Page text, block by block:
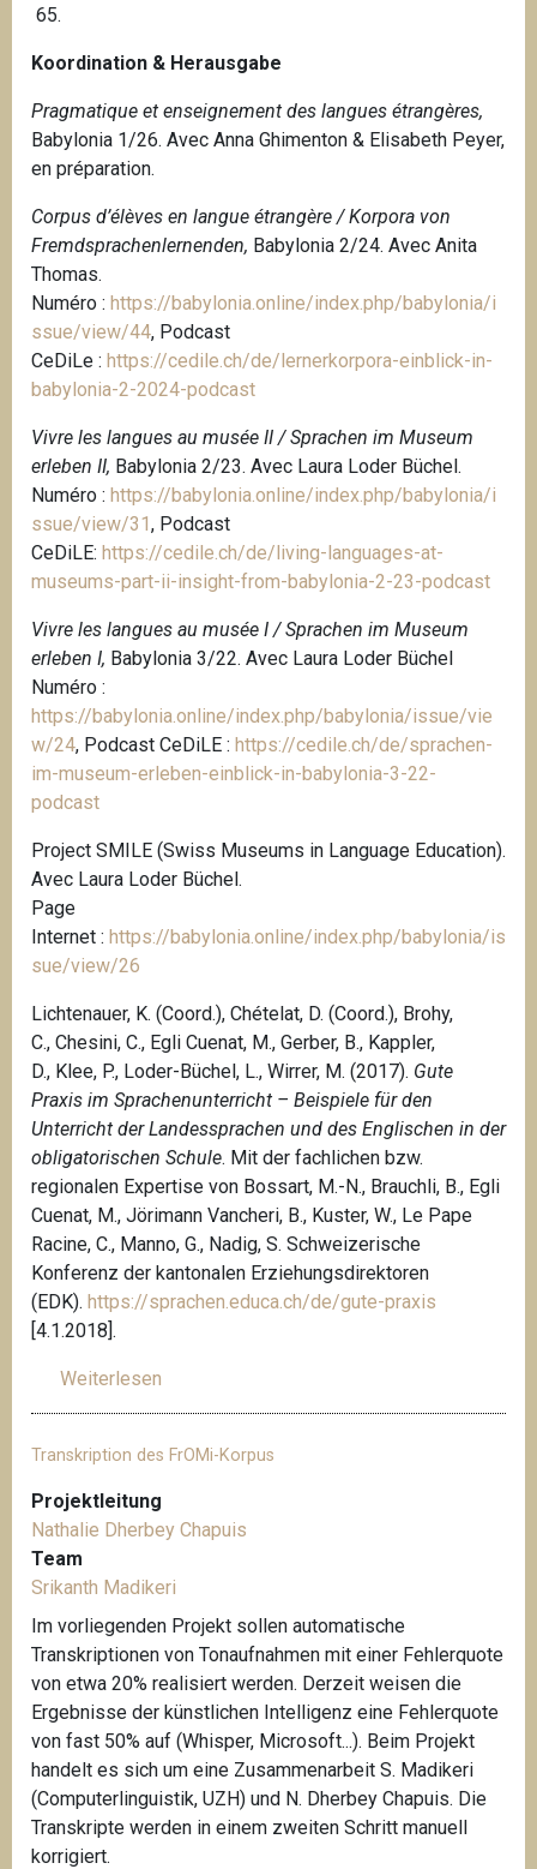
65.
Koordination & Herausgabe
Pragmatique et enseignement des langues étrangères,
Babylonia 1/26. Avec Anna Ghimenton & Elisabeth Peyer,
en préparation.
Corpus d’élèves en langue étrangère / Korpora von
Fremdsprachenlernenden, Babylonia 2/24. Avec Anita
Thomas.
Numéro : https://babylonia.online/index.php/babylonia/i
ssue/view/44, Podcast
CeDiLe : https://cedile.ch/de/lernerkorpora-einblick-in-
babylonia-2-2024-podcast
Vivre les langues au musée II / Sprachen im Museum
erleben II, Babylonia 2/23. Avec Laura Loder Büchel.
Numéro : https://babylonia.online/index.php/babylonia/i
ssue/view/31 , Podcast
CeDiLE: https://cedile.ch/de/living-languages-at-
museums-part-ii-insight-from-babylonia-2-23-podcast
Vivre les langues au musée I / Sprachen im Museum
erleben I, Babylonia 3/22. Avec Laura Loder Büchel
Numéro :
https://babylonia.online/index.php/babylonia/issue/vie
w/24, Podcast CeDiLE : https://cedile.ch/de/sprachen-
im-museum-erleben-einblick-in-babylonia-3-22-
podcast
Project SMILE (Swiss Museums in Language Education).
Avec Laura Loder Büchel.
Page
Internet : https://babylonia.online/index.php/babylonia/is
sue/view/26
Lichtenauer, K. (Coord.), Chételat, D. (Coord.), Brohy,
C., Chesini, C., Egli Cuenat, M., Gerber, B., Kappler,
D., Klee, P., Loder-Büchel, L., Wirrer, M. (2017). Gute
Praxis im Sprachenunterricht – Beispiele für den
Unterricht der Landessprachen und des Englischen in der
obligatorischen Schule. Mit der fachlichen bzw.
regionalen Expertise von Bossart, M.-N., Brauchli, B., Egli
Cuenat, M., Jörimann Vancheri, B., Kuster, W., Le Pape
Racine, C., Manno, G., Nadig, S. Schweizerische
Konferenz der kantonalen Erziehungsdirektoren
(EDK). https://sprachen.educa.ch/de/gute-praxis
[4.1.2018].
Weiterlesen
b
r
i
h
e
n
a
u
e
r
K
a
Transkription des FrOMi-Korpus
Projektleitung
Nathalie Dherbey Chapuis
Team
Srikanth Madikeri
Im vorliegenden Projekt sollen automatische
Transkriptionen von Tonaufnahmen mit einer Fehlerquote
von etwa 20% realisiert werden. Derzeit weisen die
Ergebnisse der künstlichen Intelligenz eine Fehlerquote
von fast 50% auf (Whisper, Microsoft...). Beim Projekt
handelt es sich um eine Zusammenarbeit S. Madikeri
(Computerlinguistik, UZH) und N. Dherbey Chapuis. Die
Transkripte werden in einem zweiten Schritt manuell
korrigiert.